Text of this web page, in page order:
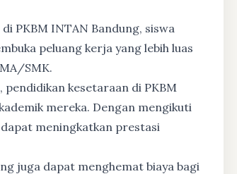
PKBM INTAN Bandung, siswa
peluang kerja yang lebih luas
SMK.
kesetaraan di PKBM
mereka. Dengan mengikuti
meningkatkan prestasi
juga dapat menghemat biaya bagi